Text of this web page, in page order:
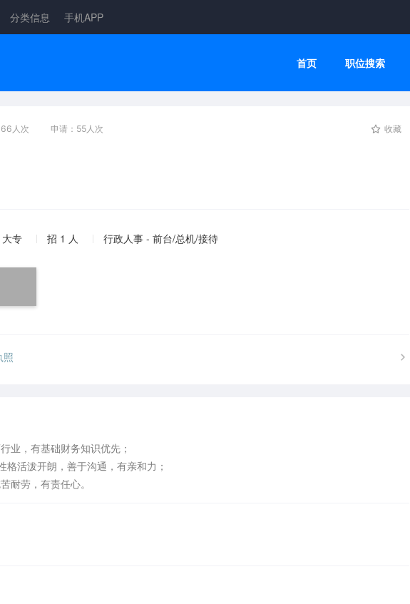
分类信息 手机APP
首页 职位搜索
人次 申请：55人次 收藏
大专 招 1 人 行政人事 - 前台/总机/接待
照
业，有基础财务知识优先；
活泼开朗，善于沟通，有亲和力；
耐劳，有责任心。